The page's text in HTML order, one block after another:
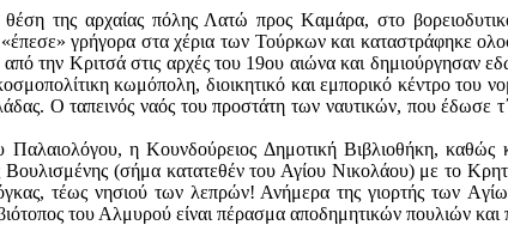
της αρχαίας πόλης Λατώ προς Kαμάρα, στο
γρήγορα στα χέρια των Τούρκων και καταστράφηκε
την Κριτσά στις αρχές του 19ου αιώνα και δημιούργησαν
κωμόπολη, διοικητικό και εμπορικό κέντρο του
Ο ταπεινός ναός του προστάτη των ναυτικών, που έδωσε
η Κουνδούρειος Δημοτική Βιβλιοθήκη,
Βουλισμένης (σήμα κατατεθέν του Αγίου Νικολάου) με το
τέως νησιού των λεπρών! Ανήμερα της γιορτής των
του Αλμυρού είναι πέρασμα αποδημητικών πουλιών